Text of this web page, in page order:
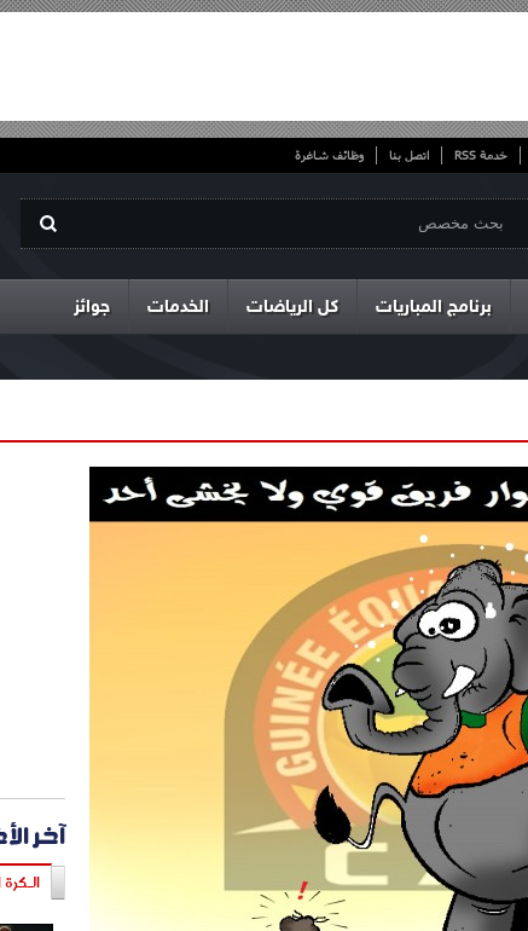
خدمة RSS اتصل بنا وظائف شاغرة
برنامج المباريات كل الرياضات الخدمات جوائز
آخر
الـكرة